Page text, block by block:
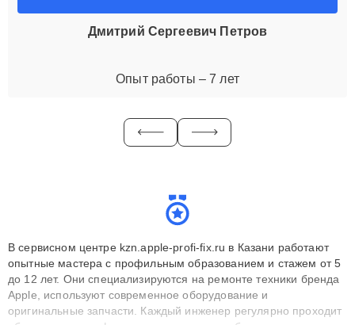
Дмитрий Сергеевич Петров
Опыт работы – 7 лет
В сервисном центре kzn.apple-profi-fix.ru в Казани работают
опытные мастера с профильным образованием и стажем от 5
до 12 лет. Они специализируются на ремонте техники бренда
Apple, используют современное оборудование и
оригинальные запчасти. Каждый инженер регулярно проходит